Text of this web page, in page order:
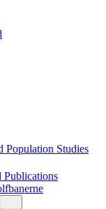
Population Studies
Publications